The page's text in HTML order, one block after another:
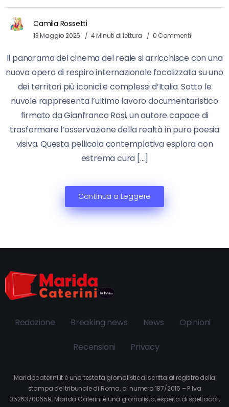
Camila Rossetti
13 Maggio 2026 4 Minuti di lettura 0 Commenti
Il panorama del cinema del reale si arricchisce con una
nuova opera di respiro internazionale focalizzata su uno
dei territori più iconici e complessi d’Italia. Sotto le
nuvole rappresenta l’ultimo lavoro documentaristico
firmato da Gianfranco Rosi, un autore capace di
trasformare l’osservazione della realtà in pura poesia
visiva. Questa pellicola contemplativa esplora con
estrema cura […]
Continua a Leggere
Redazione Breaking news News Opinioni
Recensioni Privacy
Maridacaterini.it è una testata giornalistica iscritta al registro della
stampa del tribunale di Roma, al numero 187/2015 – P.Iva
05263700659. Marida Caterini è una giornalista, esperta di spettacoli,